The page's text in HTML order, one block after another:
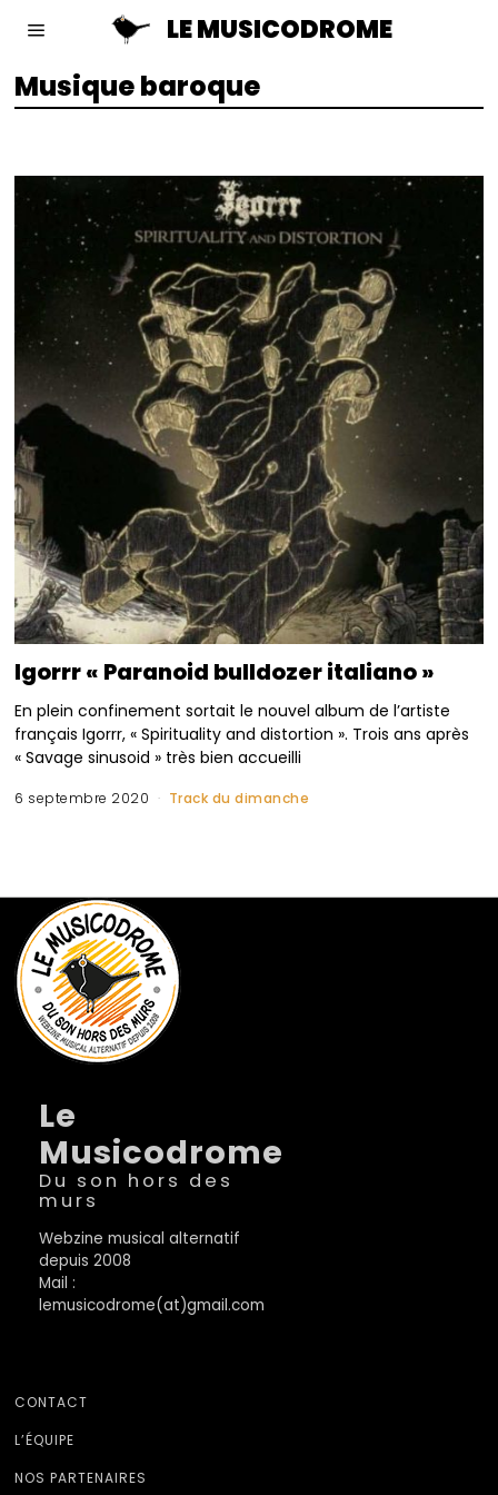
LE MUSICODROME
Musique baroque
Igorrr « Paranoid bulldozer italiano »
En plein confinement sortait le nouvel album de l’artiste
français Igorrr, « Spirituality and distortion ». Trois ans après
« Savage sinusoid » très bien accueilli
6 septembre 2020 Track du dimanche
Le
Musicodrome
Du son hors des
murs
Webzine musical alternatif
depuis 2008
Mail :
lemusicodrome(at)gmail.com
CONTACT
L’ÉQUIPE
NOS PARTENAIRES